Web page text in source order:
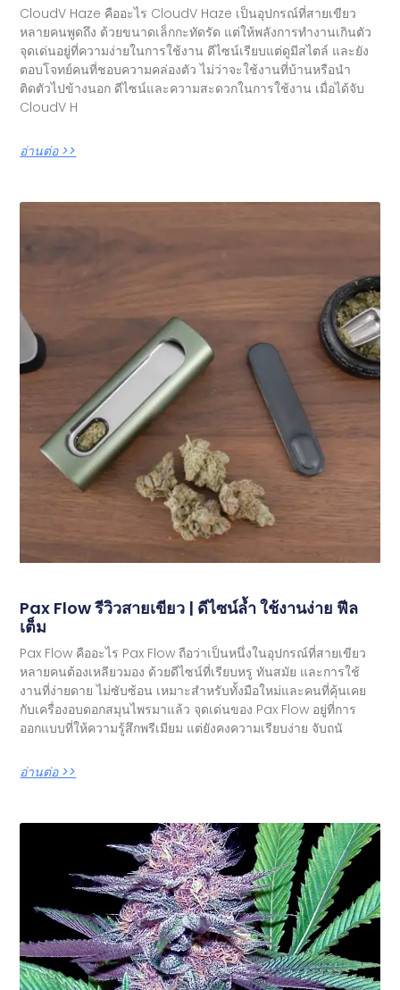
CloudV Haze คืออะไร CloudV Haze เป็นอุปกรณ์ที่สายเขียว
หลายคนพูดถึง ด้วยขนาดเล็กกะทัดรัด แต่ให้พลังการทำงานเกินตัว
จุดเด่นอยู่ที่ความง่ายในการใช้งาน ดีไซน์เรียบแต่ดูมีสไตล์ และยัง
ตอบโจทย์คนที่ชอบความคล่องตัว ไม่ว่าจะใช้งานที่บ้านหรือนำ
ติดตัวไปข้างนอก ดีไซน์และความสะดวกในการใช้งาน เมื่อได้จับ
CloudV H
อ่านต่อ >>
Pax Flow รีวิวสายเขียว | ดีไซน์ล้ำ ใช้งานง่าย ฟีล
เต็ม
Pax Flow คืออะไร Pax Flow ถือว่าเป็นหนึ่งในอุปกรณ์ที่สายเขียว
หลายคนต้องเหลียวมอง ด้วยดีไซน์ที่เรียบหรู ทันสมัย และการใช้
งานที่ง่ายดาย ไม่ซับซ้อน เหมาะสำหรับทั้งมือใหม่และคนที่คุ้นเคย
กับเครื่องอบดอกสมุนไพรมาแล้ว จุดเด่นของ Pax Flow อยู่ที่การ
ออกแบบที่ให้ความรู้สึกพรีเมียม แต่ยังคงความเรียบง่าย จับถนั
อ่านต่อ >>